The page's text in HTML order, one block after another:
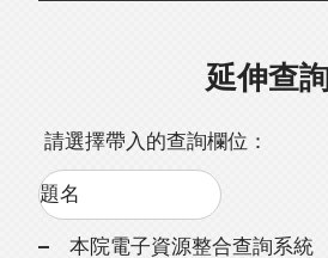
延伸查詢
請選擇帶入的查詢欄位：
本院電子資源整合查詢系統